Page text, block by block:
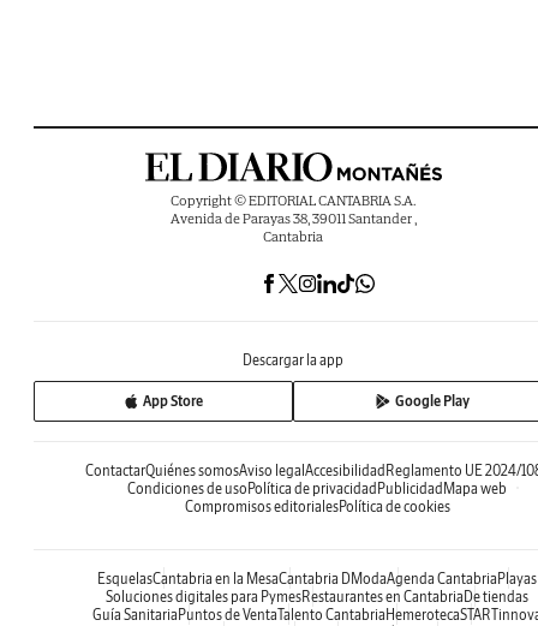
Copyright © EDITORIAL CANTABRIA S.A.
Avenida de Parayas 38, 39011 Santander ,
Cantabria
Descargar la app
App Store Google Play
ContactarQuiénes somosAviso legalAccesibilidadReglamento UE 2024/
Condiciones de usoPolítica de privacidadPublicidadMapa web
Compromisos editorialesPolítica de cookies
EsquelasCantabria en la MesaCantabria DModaAgenda CantabriaPlayas
Soluciones digitales para PymesRestaurantes en CantabriaDe tiendas
Guía SanitariaPuntos de VentaTalento CantabriaHemeroteca